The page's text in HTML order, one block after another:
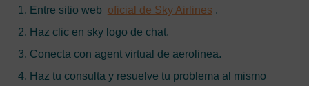
Entre sitio web oficial de Sky Airlines .
Haz clic en sky logo de chat.
Conecta con agent virtual de aerolinea.
Haz tu consulta y resuelve tu problema al mismo